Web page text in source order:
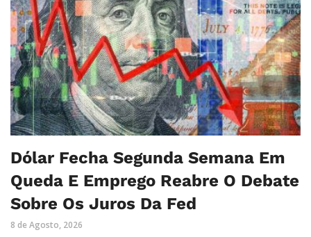
Dólar Fecha Segunda Semana Em
Queda E Emprego Reabre O Debate
Sobre Os Juros Da Fed
8 de Agosto, 2026